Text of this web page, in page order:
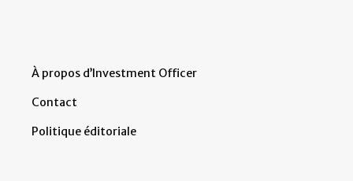
À propos d’Investment Officer
Contact
Politique éditoriale